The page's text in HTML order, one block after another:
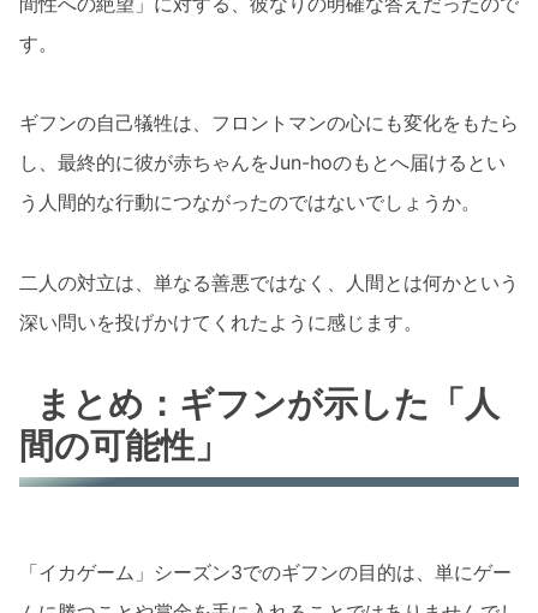
す。
ギフンの自己犠牲は、フロントマンの心にも変化をもたら
し、最終的に彼が赤ちゃんをJun-hoのもとへ届けるとい
う人間的な行動につながったのではないでしょうか。
二人の対立は、単なる善悪ではなく、人間とは何かという
深い問いを投げかけてくれたように感じます。
まとめ：ギフンが示した「人
間の可能性」
「イカゲーム」シーズン3でのギフンの目的は、単にゲー